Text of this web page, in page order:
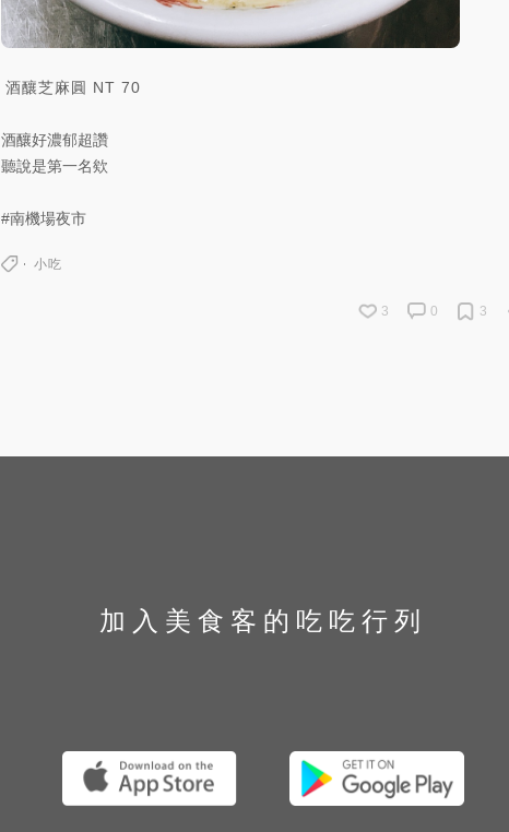
酒釀芝麻圓 NT 70
酒釀好濃郁超讚
聽說是第一名欸
#南機場夜市
小吃
3 0 3
加入美食客的吃吃行列